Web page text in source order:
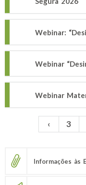
Webinar:
Webinar
Webinar
Páginas ‹ 3
Informações às